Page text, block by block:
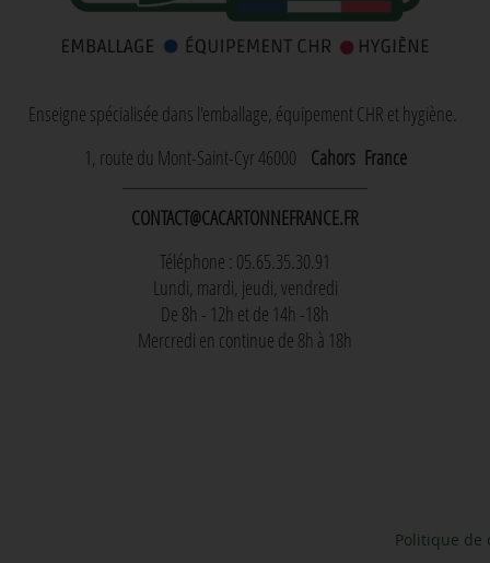
Enseigne spécialisée dans l'emballage, équipement CHR et hygiène.
1, route du Mont-Saint-Cyr 46000 Cahors France
CONTACT@CACARTONNEFRANCE.FR
Téléphone : 05.65.35.30.91
Lundi, mardi, jeudi, vendredi
De 8h - 12h et de 14h -18h
Mercredi en continue de 8h à 18h
Politique de